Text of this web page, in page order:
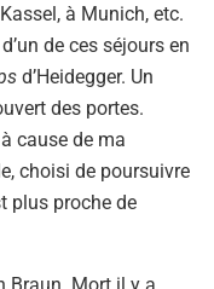
à Munich, etc.
de ces séjours en
d’Heidegger. Un
des portes.
cause de ma
choisi de poursuivre
plus proche de
Braun. Mort il y a